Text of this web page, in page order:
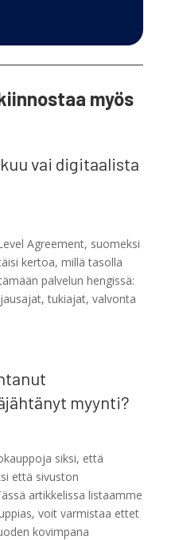
myös
vai digitaalista
Agreement, suomeksi
kertoa, millä tasolla
palvelun hengissä:
tukiajat, valvonta
myynti?
siksi, että
että sivuston
artikkelissa listaamme
voit varmistaa ettet
kovimpana